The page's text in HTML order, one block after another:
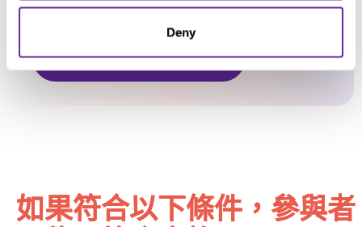
Deny
近的臨床試驗單位：
試驗單位搜尋工具
如果符合以下條件，參與者